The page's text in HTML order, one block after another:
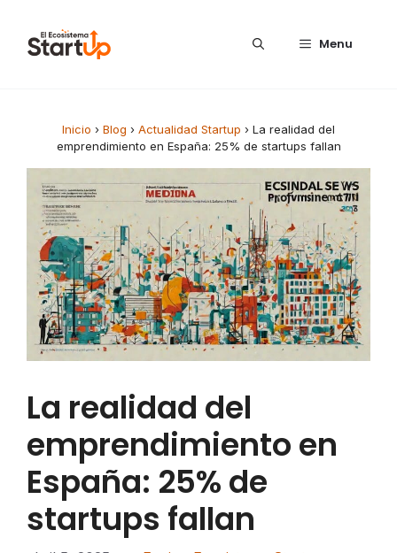
Menu
Inicio › Blog › Actualidad Startup › La realidad del
emprendimiento en España: 25% de startups fallan
La realidad del
emprendimiento en
España: 25% de
startups fallan